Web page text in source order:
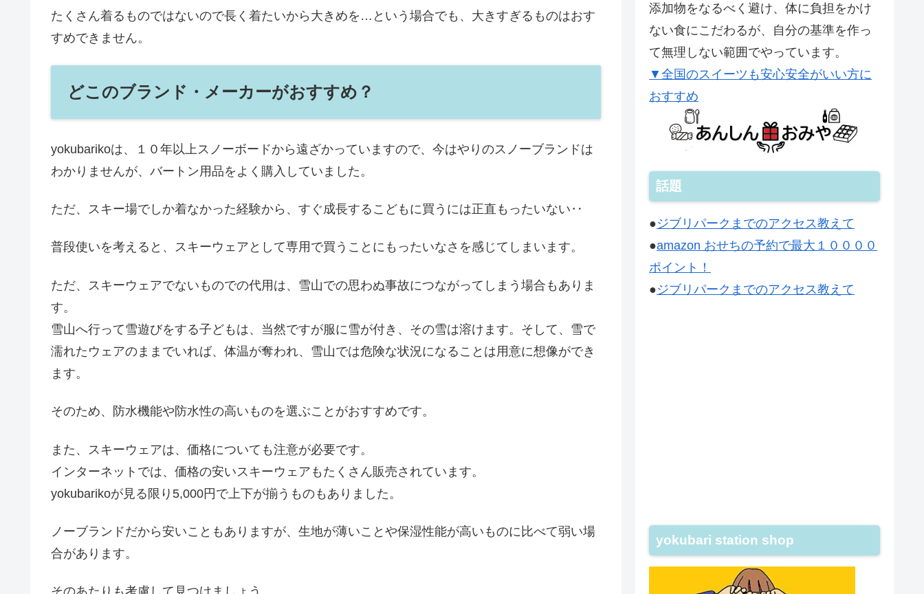
たくさん着るものではないので長く着たいから大きめを…という場合でも、大きすぎるものはおす
すめできません。
どこのブランド・メーカーがおすすめ？
yokubarikoは、１０年以上スノーボードから遠ざかっていますので、今はやりのスノーブランドは
わかりませんが、バートン用品をよく購入していました。
ただ、スキー場でしか着なかった経験から、すぐ成長するこどもに買うには正直もったいない‥
普段使いを考えると、スキーウェアとして専用で買うことにもったいなさを感じてしまいます。
ただ、スキーウェアでないものでの代用は、雪山での思わぬ事故につながってしまう場合もありま
す。
雪山へ行って雪遊びをする子どもは、当然ですが服に雪が付き、その雪は溶けます。そして、雪で
濡れたウェアのままでいれば、体温が奪われ、雪山では危険な状況になることは用意に想像ができ
ます。
そのため、防水機能や防水性の高いものを選ぶことがおすすめです。
また、スキーウェアは、価格についても注意が必要です。
インターネットでは、価格の安いスキーウェアもたくさん販売されています。
yokubarikoが見る限り5,000円で上下が揃うものもありました。
ノーブランドだから安いこともありますが、生地が薄いことや保湿性能が高いものに比べて弱い場
合があります。
添加物をなるべく避け、体に負担をかけ
ない食にこだわるが、自分の基準を作っ
て無理しない範囲でやっています。
▼全国のスイーツも安心安全がいい方に
おすすめ
話題
●ジブリパークまでのアクセス教えて
●amazon おせちの予約で最大１００００
ポイント！
●ジブリパークまでのアクセス教えて
yokubari station shop